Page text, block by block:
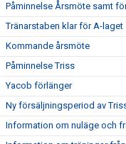
Påminnelse Årsmöte samt
Tränarstaben klar för A-laget
Kommande årsmöte
Påminnelse Triss
Yacob förlänger
Ny försäljningsperiod av
Information om nuläge och